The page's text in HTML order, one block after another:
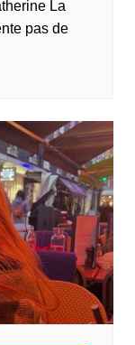
La
pas de